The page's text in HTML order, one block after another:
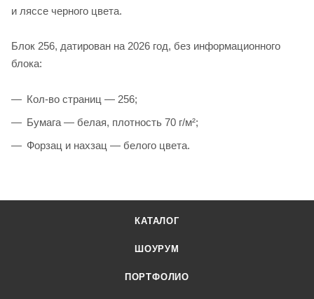
и ляссе черного цвета.
Блок 256, датирован на 2026 год, без информационного
блока:
Кол-во страниц — 256;
Бумага — белая, плотность 70 г/м²;
Форзац и нахзац — белого цвета.
КАТАЛОГ
ШОУРУМ
ПОРТФОЛИО